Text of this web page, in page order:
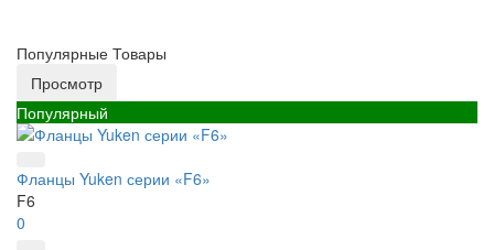
Популярные Товары
Просмотр
Популярный
Фланцы Yuken серии «F6»
F6
0